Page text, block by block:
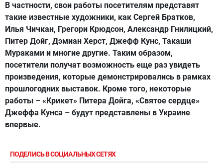
В частности, свои работы посетителям представят
такие известные художники, как Сергей Братков,
Илья Чичкан, Грегори Крюдсон, Александр Гнилицкий,
Питер Дойг, Дэмиан Херст, Джефф Кунс, Такаши
Мураками и многие другие. Таким образом,
посетители получат возможность еще раз увидеть
произведения, которые демонстрировались в рамках
прошлогодних выставок. Кроме того, некоторые
работы – «Крикет» Питера Дойга, «Святое сердце»
Джеффа Кунса – будут представлены в Украине
впервые.
ПОДЕЛИСЬ В СОЦИАЛЬНЫХ СЕТЯХ